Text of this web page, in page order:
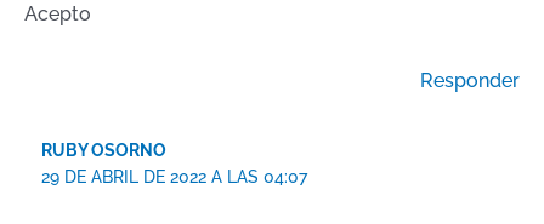
Acepto
Responder
RUBY OSORNO
29 DE ABRIL DE 2022 A LAS 04:07